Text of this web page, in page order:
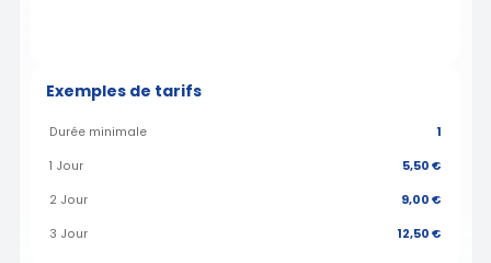
Exemples de tarifs
Durée minimale 1
1 Jour 5,50 €
2 Jour 9,00 €
3 Jour 12,50 €